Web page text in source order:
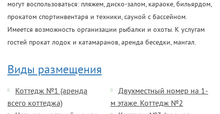
могут воспользоваться: пляжем, диско-залом, караоке, бильярдом,
прокатом спортинвентаря и техники, сауной с бассейном.
Имеется возможность организации рыбалки и охоты. К услугам
гостей прокат лодок и катамаранов, аренда беседки, мангал.
Виды размещения
Коттедж №1 (аренда
всего коттеджа)
Двухместный номер на 1-
м этаже. Коттедж №2